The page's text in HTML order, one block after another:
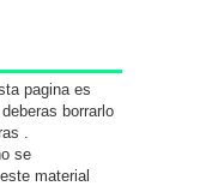
pagina es
borrarlo
.
se
material